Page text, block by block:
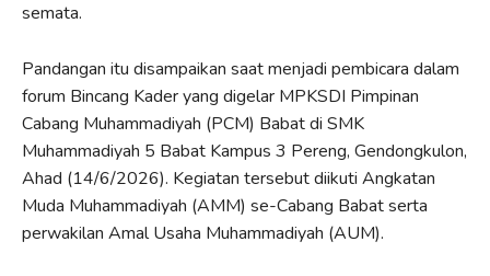
semata.
Pandangan itu disampaikan saat menjadi pembicara dalam
forum Bincang Kader yang digelar MPKSDI Pimpinan
Cabang Muhammadiyah (PCM) Babat di SMK
Muhammadiyah 5 Babat Kampus 3 Pereng, Gendongkulon,
Ahad (14/6/2026). Kegiatan tersebut diikuti Angkatan
Muda Muhammadiyah (AMM) se-Cabang Babat serta
perwakilan Amal Usaha Muhammadiyah (AUM).